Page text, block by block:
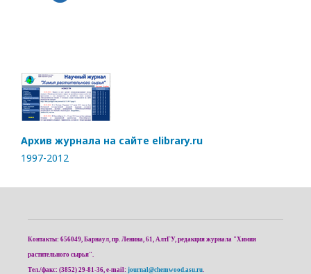
Архив журнала на сайте elibrary.ru
1997-2012
Контакты: 656049, Барнаул, пр. Ленина, 61, АлтГУ, редакция журнала "Химия
растительного сырья".
Тел./факс: (3852) 29-81-36, e-mail: journal@chemwood.asu.ru